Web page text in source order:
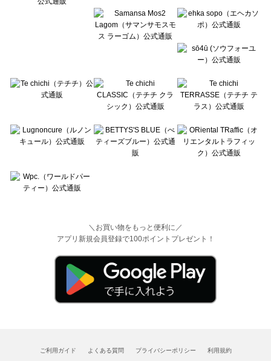
＼お買い物をもっと便利に／
アプリ新規会員登録で100ポイントプレゼント！
ご利用ガイド よくある質問 プライバシーポリシー 利用規約